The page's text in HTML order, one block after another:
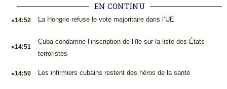
EN CONTINU
.14:52 La Hongrie refuse le vote majoritaire dans l’UE
.14:51
Cuba condamne l’inscription de l’île sur la liste des États
terroristes
.14:50 Les infirmiers cubains restent des héros de la santé